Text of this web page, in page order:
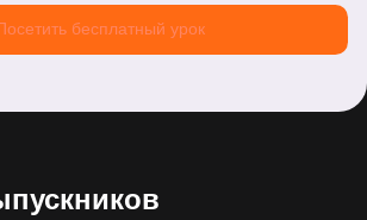
бесплатный урок